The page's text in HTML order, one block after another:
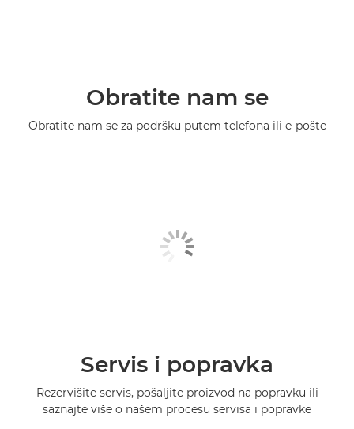
Obratite nam se
Obratite nam se za podršku putem telefona ili e-pošte
Servis i popravka
Rezervišite servis, pošaljite proizvod na popravku ili
saznajte više o našem procesu servisa i popravke